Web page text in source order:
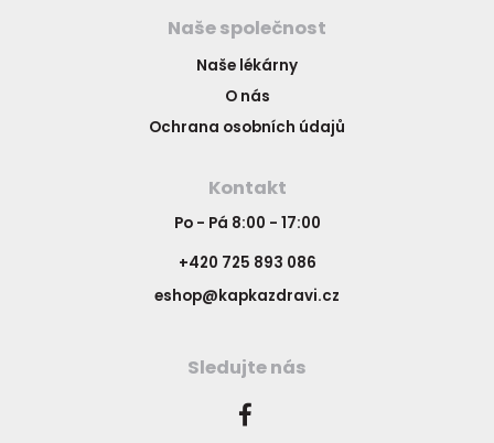
Naše společnost
Naše lékárny
O nás
Ochrana osobních údajů
Kontakt
Po - Pá 8:00 - 17:00
+420 725 893 086
eshop@kapkazdravi.cz
Sledujte nás